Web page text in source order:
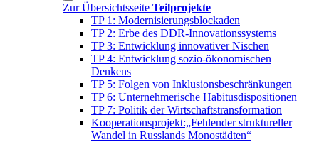
Zur Übersichtsseite Teilprojekte
TP 1: Modernisierungsblockaden
TP 2: Erbe des DDR-Innovationssystems
TP 3: Entwicklung innovativer Nischen
TP 4: Entwicklung sozio-ökonomischen
Denkens
TP 5: Folgen von Inklusionsbeschränkungen
TP 6: Unternehmerische Habitusdispositionen
TP 7: Politik der Wirtschaftstransformation
Kooperationsprojekt:„Fehlender struktureller
Wandel in Russlands Monostädten“